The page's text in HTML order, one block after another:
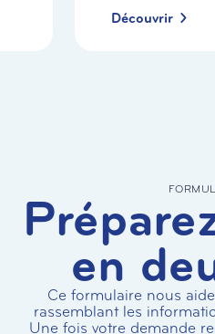
Découvrir
en
Ce formulaire nous
rassemblant les
Une fois votre demande